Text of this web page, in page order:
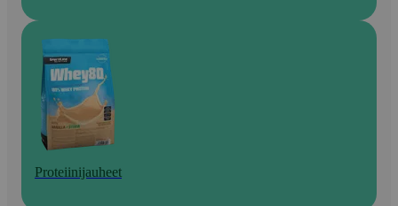
Proteiinijauheet